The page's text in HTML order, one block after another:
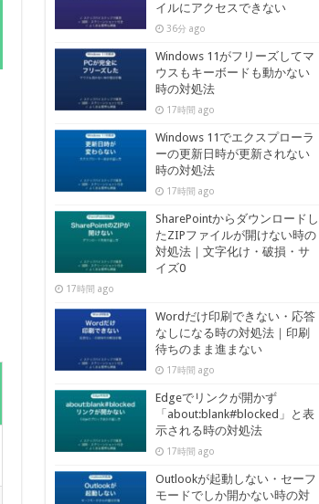
イルにアクセスできない
36分 ago
Windows 11がフリーズしてマ
ウスもキーボードも動かない
時の対処法
17時間 ago
Windows 11でエクスプローラ
ーの更新日時が更新されない
時の対処法
17時間 ago
SharePointからダウンロードし
たZIPファイルが開けない時の
対処法｜文字化け・破損・サ
イズ0
17時間 ago
Wordだけ印刷できない・応答
なしになる時の対処法｜印刷
待ちのまま進まない
17時間 ago
Edgeでリンクが開かず
「about:blank#blocked」と表
示される時の対処法
17時間 ago
Outlookが起動しない・セーフ
モードでしか開かない時の対